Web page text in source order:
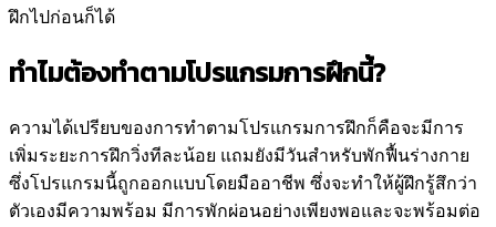
ฝึกไปก่อนก็ได้
ทำไมต้องทำตามโปรแกรมการฝึกนี้?
ความได้เปรียบของการทำตามโปรแกรมการฝึกก็คือจะมีการ
เพิ่มระยะการฝึกวิ่งทีละน้อย แถมยังมีวันสำหรับพักฟื้นร่างกาย
ซึ่งโปรแกรมนี้ถูกออกแบบโดยมืออาชีพ ซึ่งจะทำให้ผู้ฝึกรู้สึกว่า
ตัวเองมีความพร้อม มีการพักผ่อนอย่างเพียงพอและจะพร้อมต่อ